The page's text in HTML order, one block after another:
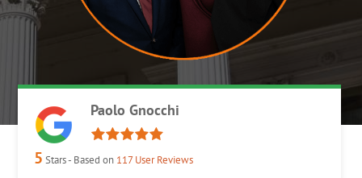
Paolo Gnocchi
5 Stars - Based on 117User Reviews